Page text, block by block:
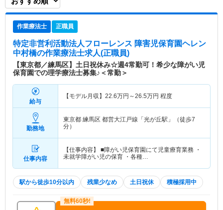
作業療法士 正職員
特定非営利活動法人フローレンス 障害児保育園ヘレン
中村橋の作業療法士求人(正職員)
【東京都／練馬区】土日祝休み☆週4常勤可！希少な障がい児
保育園での理学療法士募集♪＜常勤＞
給与
【モデル月収】 22.6万円～26.5万円 程度
勤務地
東京都 練馬区 都営大江戸線「光が丘駅」（徒歩7
分）
仕事内容
【仕事内容】 ■障がい児保育園にて児童療育業務 ・
未就学障がい児の保育 ・各種…
駅から徒歩10分以内 残業少なめ 土日祝休 積極採用中